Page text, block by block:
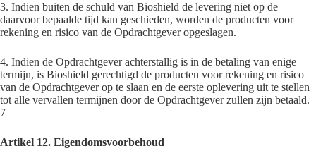
3. Indien buiten de schuld van Bioshield de levering niet op de
daarvoor bepaalde tijd kan geschieden, worden de producten voor
rekening en risico van de Opdrachtgever opgeslagen.
4. Indien de Opdrachtgever achterstallig is in de betaling van enige
termijn, is Bioshield gerechtigd de producten voor rekening en risico
van de Opdrachtgever op te slaan en de eerste oplevering uit te stellen
tot alle vervallen termijnen door de Opdrachtgever zullen zijn betaald.
7
Artikel 12. Eigendomsvoorbehoud